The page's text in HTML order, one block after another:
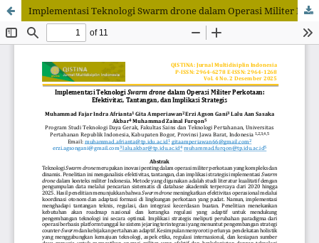
Implementasi Teknologi Swarm drone dalam Operasi Militer Perkotaan: Efektivitas, Tantangan, dan Implikasi Strategis